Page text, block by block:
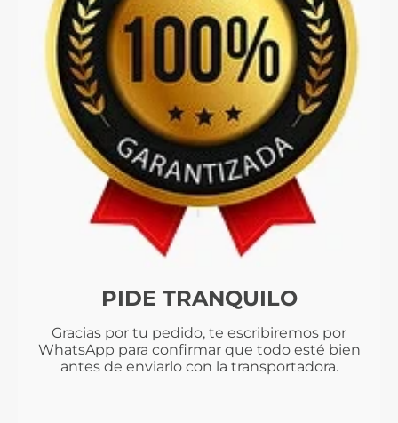
PIDE TRANQUILO
Gracias por tu pedido, te escribiremos por
WhatsApp para confirmar que todo esté bien
antes de enviarlo con la transportadora.